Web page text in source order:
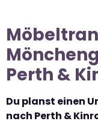
Perth &
Du planst einen
nach Perth &